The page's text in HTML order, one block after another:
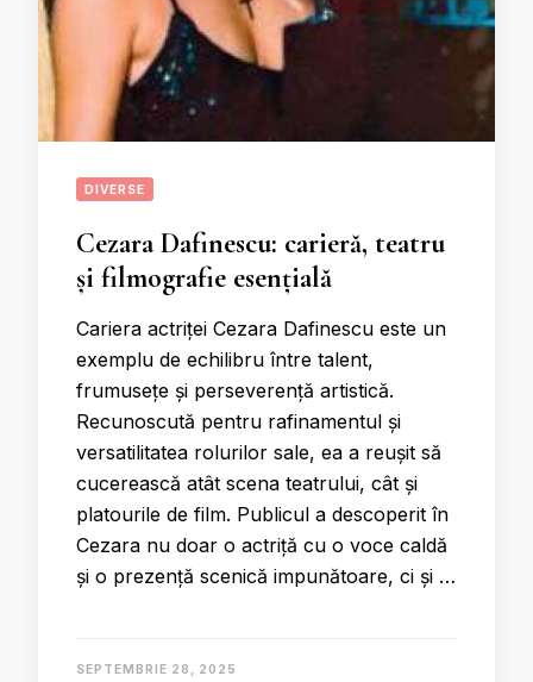
DIVERSE
Cezara Dafinescu: carieră, teatru
și filmografie esențială
Cariera actriței Cezara Dafinescu este un
exemplu de echilibru între talent,
frumusețe și perseverență artistică.
Recunoscută pentru rafinamentul și
versatilitatea rolurilor sale, ea a reușit să
cucerească atât scena teatrului, cât și
platourile de film. Publicul a descoperit în
Cezara nu doar o actriță cu o voce caldă
și o prezență scenică impunătoare, ci și …
SEPTEMBRIE 28, 2025